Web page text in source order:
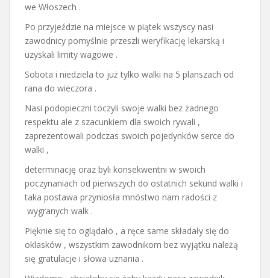
we Włoszech .
Po przyjeździe na miejsce w piątek wszyscy nasi
zawodnicy pomyślnie przeszli weryfikację lekarską i
uzyskali limity wagowe .
Sobota i niedziela to już tylko walki na 5 planszach od
rana do wieczora .
Nasi podopieczni toczyli swoje walki bez żadnego
respektu ale z szacunkiem dla swoich rywali ,
zaprezentowali podczas swoich pojedynków serce do
walki ,
determinację oraz byli konsekwentni w swoich
poczynaniach od pierwszych do ostatnich sekund walki i
taka postawa przyniosła mnóstwo nam radości z
wygranych walk .
Pięknie się to oglądało , a ręce same składały się do
oklasków , wszystkim zawodnikom bez wyjątku należą
się gratulacje i słowa uznania .